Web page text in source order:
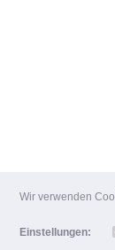
Wir verwenden
Einstellungen: